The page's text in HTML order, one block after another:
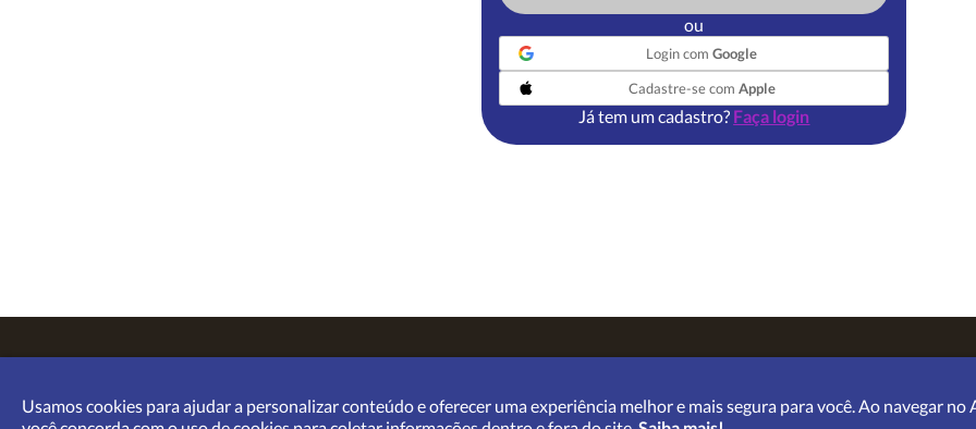
ou
Login com Google
Cadastre-se com Apple
Já tem um cadastro? Faça login
Usamos cookies para ajudar a personalizar conteúdo e oferecer uma experiência melhor e mais segura para você. Ao navegar no